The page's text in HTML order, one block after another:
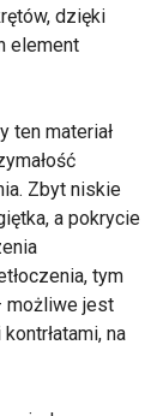
dzięki
element
ten materiał
Zbyt niskie
a pokrycie
tym
możliwe jest
na